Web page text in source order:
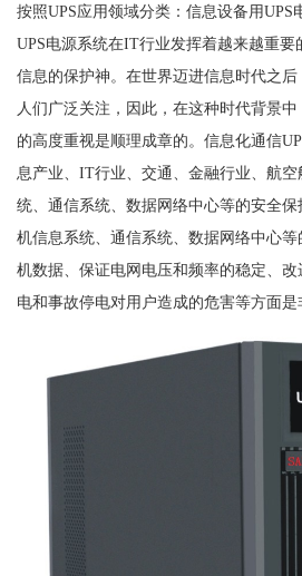
按照UPS应用领域分类：信息设备用
UPS电源系统在IT行业发挥着越来越重
信息的保护神。在世界迈进信息时代之
人们广泛关注，因此，在这种时代背景
的高度重视是顺理成章的。信息化通信
息产业、IT行业、交通、金融行业、航
统、通信系统、数据网络中心等的安全
机信息系统、通信系统、数据网络中心
机数据、保证电网电压和频率的稳定、
电和事故停电对用户造成的危害等方面是